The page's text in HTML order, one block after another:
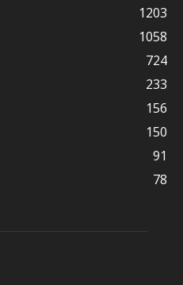
1203
1058
724
233
156
150
91
78